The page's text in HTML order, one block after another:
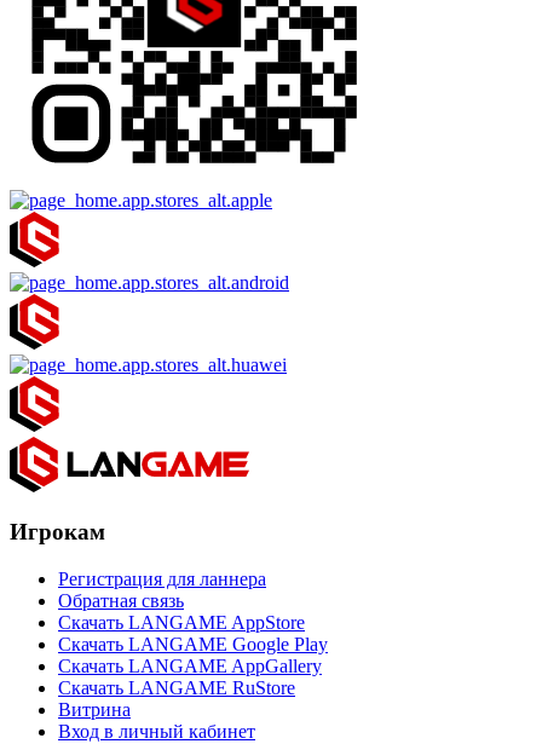
Игрокам
Регистрация для ланнера
Обратная связь
Скачать LANGAME AppStore
Скачать LANGAME Google Play
Скачать LANGAME AppGallery
Скачать LANGAME RuStore
Витрина
Вход в личный кабинет